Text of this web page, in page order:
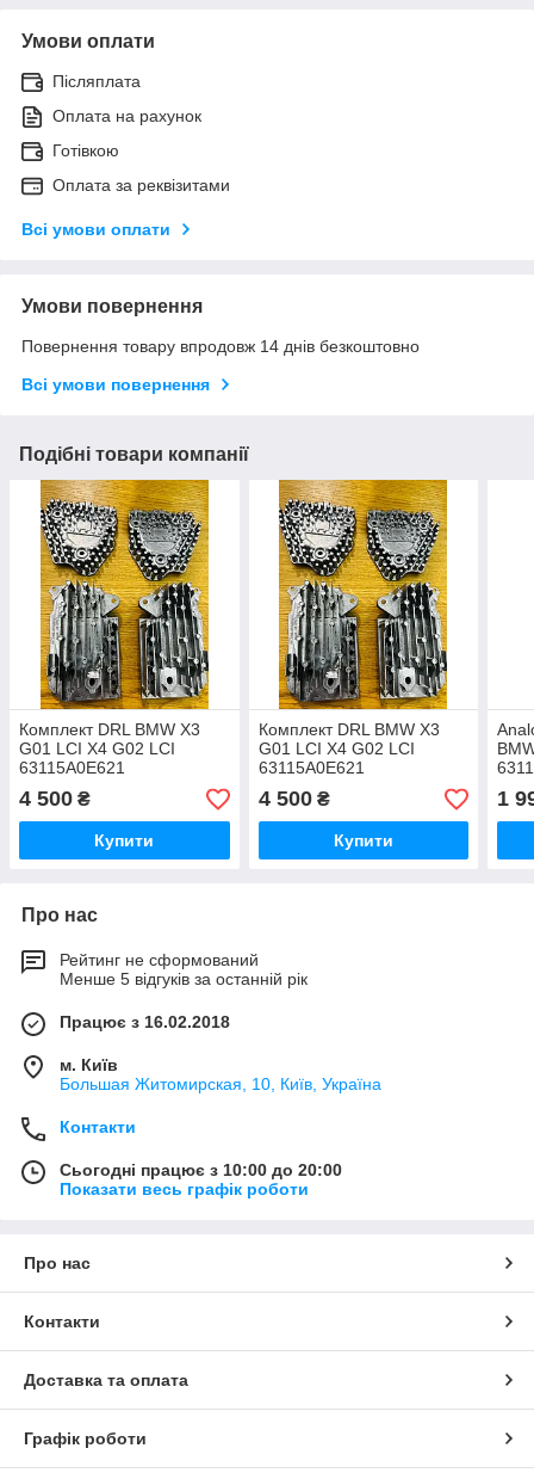
Умови оплати
Післяплата
Оплата на рахунок
Готівкою
Оплата за реквізитами
Всі умови оплати
Умови повернення
Повернення товару впродовж 14 днів безкоштовно
Всі умови повернення
Подібні товари компанії
Комплект DRL BMW X3
G01 LCI X4 G02 LCI
63115A0E621
/ 63115A0E622
/ 63115A0E623
/ 63115A0E624
4 500 ₴
Купити
Комплект DRL BMW X3
G01 LCI X4 G02 LCI
63115A0E621
/ 63115A0E622
/ 63115A0E623
/ 63115A0E624
4 500₴
Купити
1
Про нас
Рейтинг не сформований
Менше 5 відгуків за останній рік
Працює з 16.02.2018
м. Київ
Большая Житомирская, 10, Київ, Україна
Контакти
Сьогодні працює з 10:00 до 20:00
Показати весь графік роботи
Про нас
Контакти
Доставка та оплата
Графік роботи